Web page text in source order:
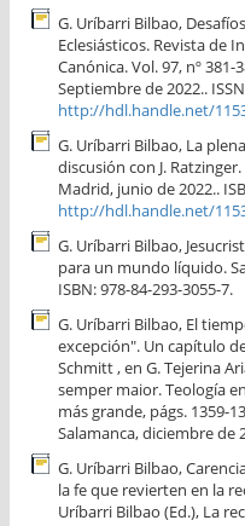
G. Uríbarri Bilbao,
Eclesiásticos. Revista de
Canónica. Vol. 97, nº 381-
Septiembre de 2022..
http://hdl.handle.net/
G. Uríbarri Bilbao, La
discusión con J.
Madrid, junio de 2022..
http://hdl.handle.net/
G. Uríbarri Bilbao,
para un mundo líquido.
ISBN: 978-84-293-3055-7.
G. Uríbarri Bilbao, El
excepción". Un capítulo
Schmitt , en G. Tejerina
semper maior. Teología
más grande, págs. 1359-
Salamanca, diciembre de
G. Uríbarri Bilbao,
la fe que revierten en la
Uríbarri Bilbao (Ed.), La